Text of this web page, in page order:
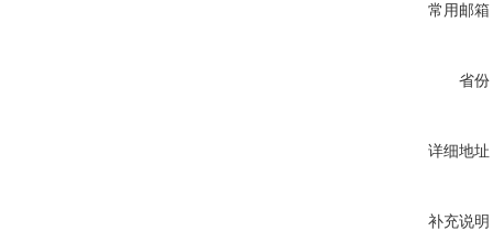
常用邮箱
省份
详细地址
补充说明